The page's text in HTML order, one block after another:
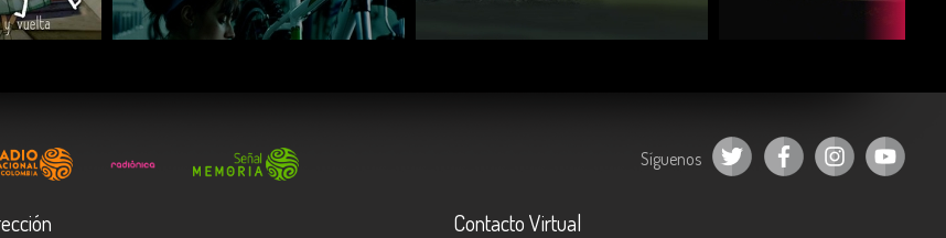
COMPARTIR
Síguenos
Contacto Virtual